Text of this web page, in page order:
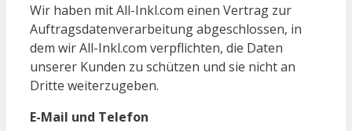
Wir haben mit All-Inkl.com einen Vertrag zur
Auftragsdatenverarbeitung abgeschlossen, in
dem wir All-Inkl.com verpflichten, die Daten
unserer Kunden zu schützen und sie nicht an
Dritte weiterzugeben.
E-Mail und Telefon